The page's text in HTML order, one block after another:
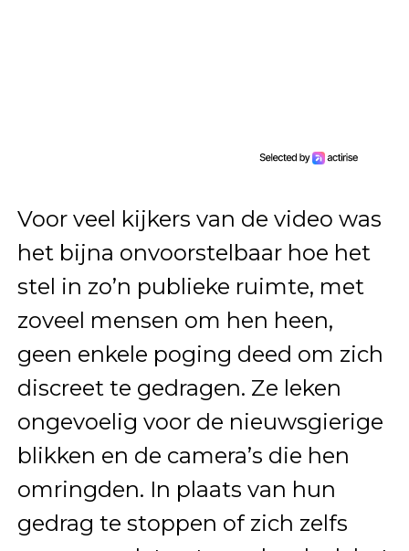
Voor veel kijkers van de video was
het bijna onvoorstelbaar hoe het
stel in zo’n publieke ruimte, met
zoveel mensen om hen heen,
geen enkele poging deed om zich
discreet te gedragen. Ze leken
ongevoelig voor de nieuwsgierige
blikken en de camera’s die hen
omringden. In plaats van hun
gedrag te stoppen of zich zelfs